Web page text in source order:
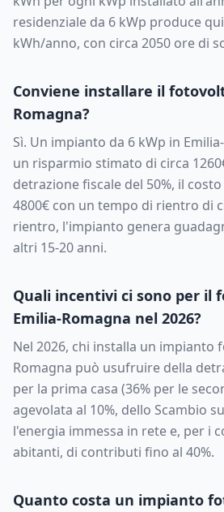
residenziale da 6 kWp produce
kWh/anno, con circa 2050 ore di
Conviene installare il
Romagna?
Sì. Un impianto da 6 kWp in
un risparmio stimato di circa 1260
detrazione fiscale del 50%, il
4800€ con un tempo di rientro di
rientro, l'impianto genera
altri 15-20 anni.
Quali incentivi ci sono per il
Emilia-Romagna nel 2026?
Nel 2026, chi installa un impianto
Romagna può usufruire della
per la prima casa (36% per le
agevolata al 10%, dello Scambio
l'energia immessa in rete e, per i
abitanti, di contributi fino al 40%.
Quanto costa un impianto